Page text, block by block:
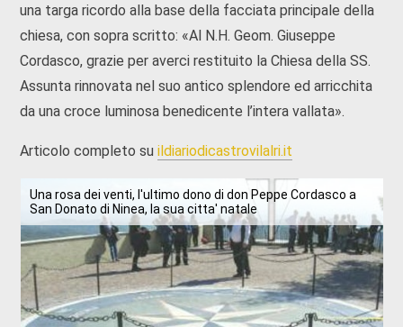
una targa ricordo alla base della facciata principale della
chiesa, con sopra scritto: «Al N.H. Geom. Giuseppe
Cordasco, grazie per averci restituito la Chiesa della SS.
Assunta rinnovata nel suo antico splendore ed arricchita
da una croce luminosa benedicente l’intera vallata».
Articolo completo suildiariodicastrovilalri.it
Una rosa dei venti, l'ultimo dono di don Peppe Cordasco a
San Donato di Ninea, la sua citta' natale